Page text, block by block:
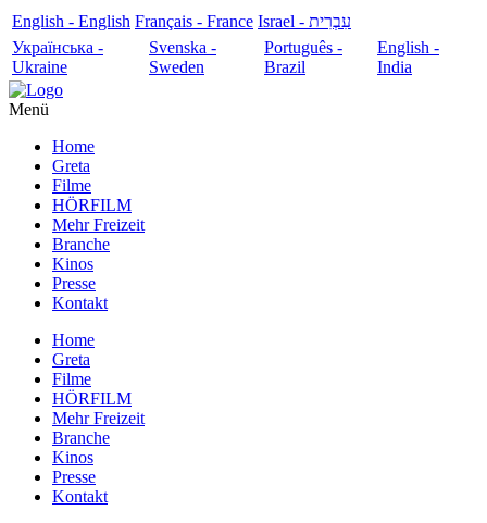
English - English Français - France
עִבְרִית - Israel
Українська -
Ukraine
Svenska -
Sweden
Português -
Brazil
English -
India
Menü
Home
Greta
Filme
HÖRFILM
Mehr Freizeit
Branche
Kinos
Presse
Kontakt
Home
Greta
Filme
HÖRFILM
Mehr Freizeit
Branche
Kinos
Presse
Kontakt